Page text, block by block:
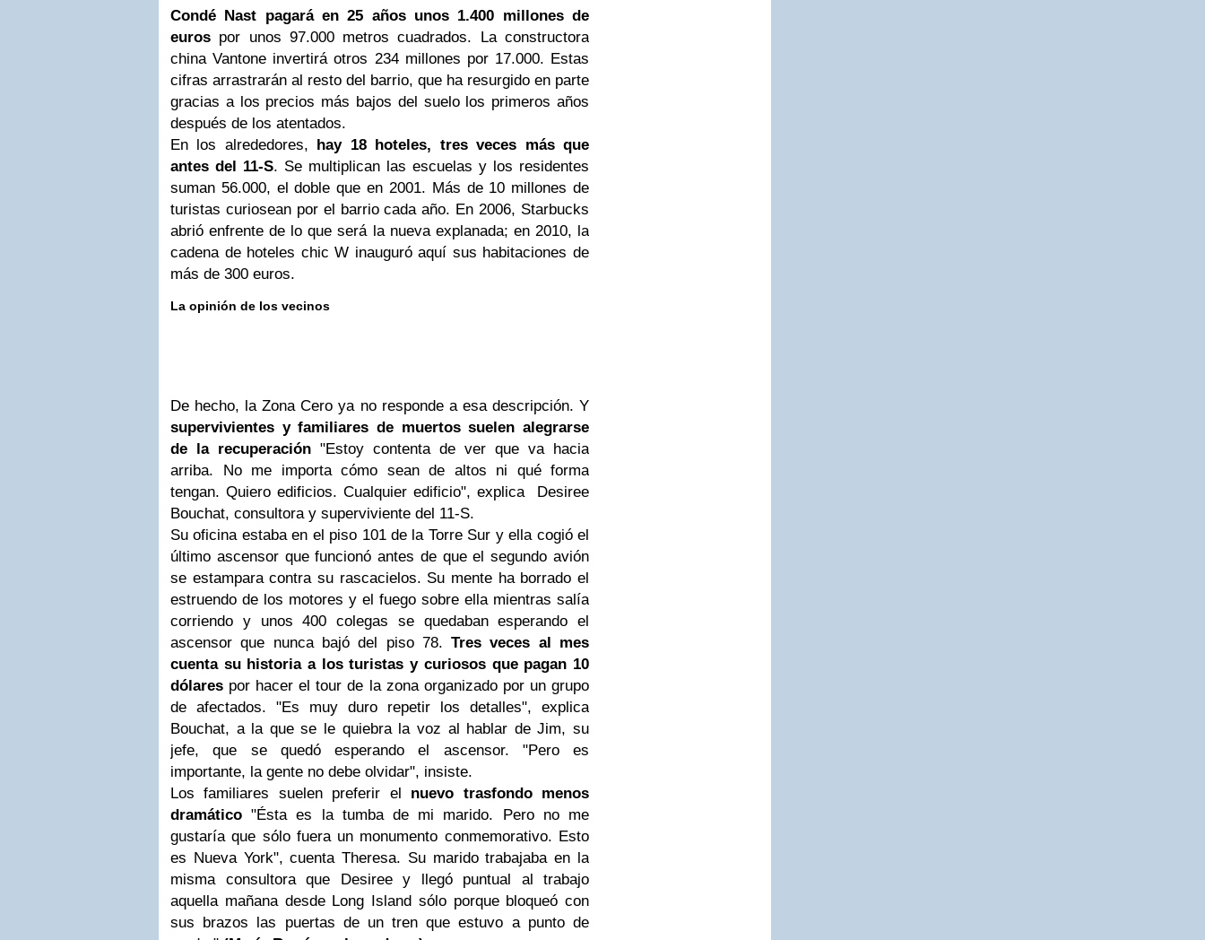
Condé Nast pagará en 25 años unos 1.400 millones de
euros por unos 97.000 metros cuadrados. La constructora
china Vantone invertirá otros 234 millones por 17.000. Estas
cifras arrastrarán al resto del barrio, que ha resurgido en parte
gracias a los precios más bajos del suelo los primeros años
después de los atentados.
En los alrededores, hay 18 hoteles, tres veces más que
antes del 11-S. Se multiplican las escuelas y los residentes
suman 56.000, el doble que en 2001. Más de 10 millones de
turistas curiosean por el barrio cada año. En 2006, Starbucks
abrió enfrente de lo que será la nueva explanada; en 2010, la
cadena de hoteles chic W inauguró aquí sus habitaciones de
más de 300 euros.
La opinión de los vecinos
De hecho, la Zona Cero ya no responde a esa descripción. Y
supervivientes y familiares de muertos suelen alegrarse
de la recuperación "Estoy contenta de ver que va hacia
arriba. No me importa cómo sean de altos ni qué forma
tengan. Quiero edificios. Cualquier edificio", explica Desiree
Bouchat, consultora y superviviente del 11-S.
Su oficina estaba en el piso 101 de la Torre Sur y ella cogió el
último ascensor que funcionó antes de que el segundo avión
se estampara contra su rascacielos. Su mente ha borrado el
estruendo de los motores y el fuego sobre ella mientras salía
corriendo y unos 400 colegas se quedaban esperando el
ascensor que nunca bajó del piso 78.Tres veces al mes
cuenta su historia a los turistas y curiosos que pagan 10
dólares por hacer el tour de la zona organizado por un grupo
de afectados. "Es muy duro repetir los detalles", explica
Bouchat, a la que se le quiebra la voz al hablar de Jim, su
jefe, que se quedó esperando el ascensor. "Pero es
importante, la gente no debe olvidar", insiste.
Los familiares suelen preferir el nuevo trasfondo menos
dramático "Ésta es la tumba de mi marido. Pero no me
gustaría que sólo fuera un monumento conmemorativo. Esto
es Nueva York", cuenta Theresa. Su marido trabajaba en la
misma consultora que Desiree y llegó puntual al trabajo
aquella mañana desde Long Island sólo porque bloqueó con
sus brazos las puertas de un tren que estuvo a punto de